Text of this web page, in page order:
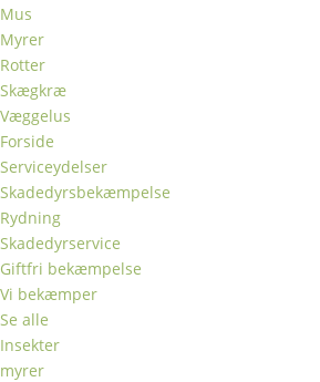
Mus
Myrer
Rotter
Skægkræ
Væggelus
Forside
Serviceydelser
Skadedyrsbekæmpelse
Rydning
Skadedyrservice
Giftfri bekæmpelse
Vi bekæmper
Se alle
Insekter
myrer